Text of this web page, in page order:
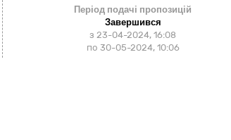
Період подачі пропозицій
Завершився
з 23-04-2024, 16:08
по 30-05-2024, 10:06